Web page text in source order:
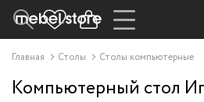
Главная Столы Столы компьютерные
Компьютерный стол